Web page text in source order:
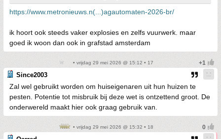
https://www.metronieuws.n(...)agautomaten-2026-br/
ik hoort ook steeds vaker explosies en zelfs vuurwerk. maar
goed ik woon dan ook in grafstad amsterdam
• vrijdag 29 mei 2026 @ 15:12 • 17
Since2003
Zal wel gebruikt worden om huiseigenaren uit hun huizen te
pesten. Potentie tot misbruik bij deze wet is ontzettend groot. De
onderwereld maakt hier ook graag gebruik van.
• vrijdag 29 mei 2026 @ 15:32 • 18